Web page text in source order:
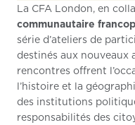
La CFA London, en
communautaire
série d’ateliers de
destinés aux nouveaux
rencontres offrent
l’histoire et la
des institutions
responsabilités des